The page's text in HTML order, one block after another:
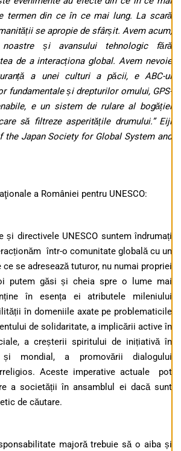
termen din ce în ce mai lung. La scară
se apropie de sfârșit. Avem acum,
noastre și avansului tehnologic fără
de a interacționa global. Avem nevoie
a unei culturi a păcii, e ABC-ul
fundamentale și drepturilor omului, GPS-
e un sistem de rulare al bogăției
să filtreze asperitățile drumului.” Eiji
the Japan Society for Global System and
a României pentru UNESCO:
și directivele UNESCO suntem îndrumați
într-o comunitate globală cu un
se adresează tuturor, nu numai propriei
putem găsi și cheia spre o lume mai
în esența ei atributele mileniului
în domeniile axate pe problematicile
de solidaritate, a implicării active în
a creșterii spiritului de inițiativă în
și mondial, a promovării dialogului
Aceste imperative actuale pot
a societății în ansamblul ei dacă sunt
de căutare.
majoră trebuie să o aiba și